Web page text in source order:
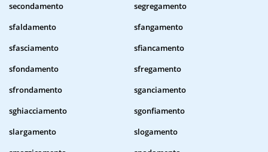
secondamento
segregamento
sfaldamento
sfangamento
sfasciamento
sfiancamento
sfondamento
sfregamento
sfrondamento
sganciamento
sghiacciamento
sgonfiamento
slargamento
slogamento